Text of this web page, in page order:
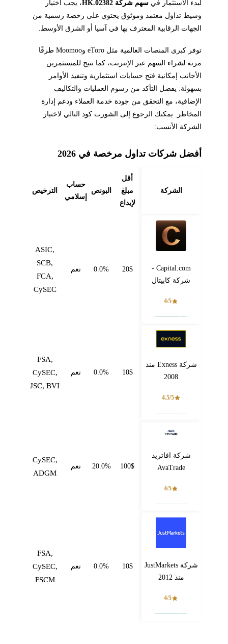
لبدء الاستثمار في سهم شركة 02382.HK
، يجب اختيار
وسيط تداول معتمد وموثوق يحتوي على رخصة رسمية من
الجهات الرقابية المعترف بها في آسيا أو الشرق الأوسط.
توفر كبرى المنصات العالمية مثل eToro وMoomoo طرقًا
مرنة لشراء السهم عبر الإنترنت، كما تتيح للمستثمرين
الأجانب إمكانية فتح حسابات استثمارية وتنفيذ الأوامر
بسهولة. يفضل التأكد من رسوم العمليات والتكاليف
الإضافية، مع التحقق من جودة خدمة العملاء ودعم إدارة
المخاطر. يمكنك الرجوع إلى الشورت كود التالي لاختيار
الشركة الأنسب:
أفضل شركات تداول مرخصة في 2026
الشركة
أقل
مبلغ
لإيداع
البونص
حساب
إسلامي
الترخيص
Capital.com -
شركة كابيتال
4/5
20$
0.0% نعم
ASIC,
SCB,
FCA,
CySEC
شركة Exness منذ
2008
4.5/5
10$
0.0% نعم
FSA,
CySEC,
JSC, BVI
شركة افاتريد
AvaTrade
4/5
100$
20.0% نعم
CySEC,
ADGM
شركة JustMarkets
منذ 2012
4/5
10$
0.0% نعم
FSA,
CySEC,
FSCM